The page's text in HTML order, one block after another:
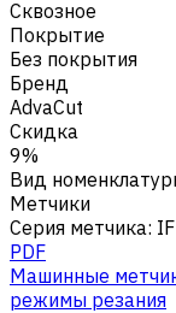
Сквозное
Покрытие
Без покрытия
Бренд
AdvaCut
Скидка
9%
Вид
Метчики
Серия метчика: IF
PDF
Машинные
режимы резания